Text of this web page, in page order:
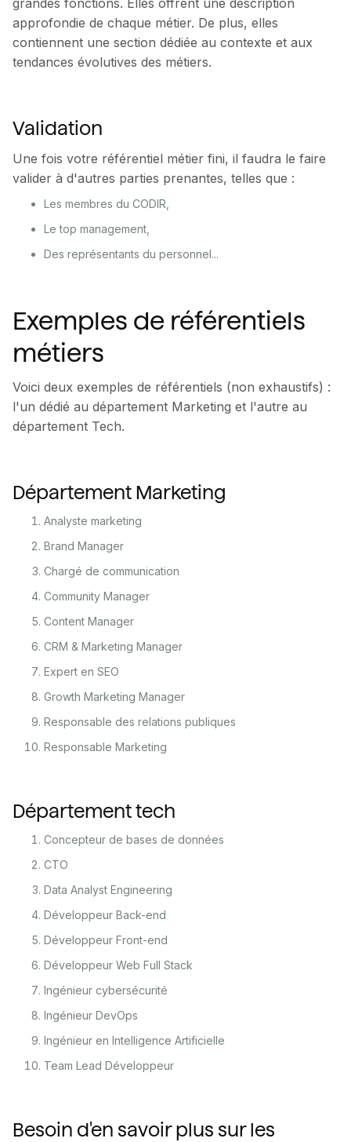
approfondie de chaque métier. De plus, elles
contiennent une section dédiée au contexte et aux
tendances évolutives des métiers.
Validation
Une fois votre référentiel métier fini, il faudra le faire
valider à d'autres parties prenantes, telles que :
Les membres du CODIR,
Le top management,
Des représentants du personnel...
Exemples de référentiels
métiers
Voici deux exemples de référentiels (non exhaustifs) :
l'un dédié au département Marketing et l'autre au
département Tech.
Département Marketing
Analyste marketing
Brand Manager
Chargé de communication
Community Manager
Content Manager
CRM & Marketing Manager
Expert en SEO
Growth Marketing Manager
Responsable des relations publiques
Responsable Marketing
Département tech
Concepteur de bases de données
CTO
Data Analyst Engineering
Développeur Back-end
Développeur Front-end
Développeur Web Full Stack
Ingénieur cybersécurité
Ingénieur DevOps
Ingénieur en Intelligence Artificielle
Team Lead Développeur
Besoin d'en savoir plus sur les